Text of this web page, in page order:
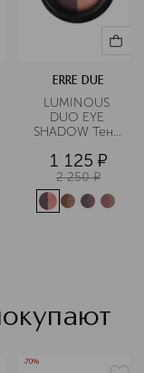
ERRE DUE
LUMINOUS
DUO EYE
SHADOW Тени
эффектом
сияния
1 125 ¤
2 250 ¤
-70%